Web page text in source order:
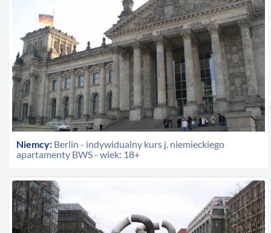
Niemcy: Berlin - indywidualny kurs j. niemieckiego
apartamenty BWS - wiek: 18+